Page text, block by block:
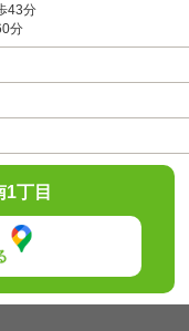
43分
分
丁目